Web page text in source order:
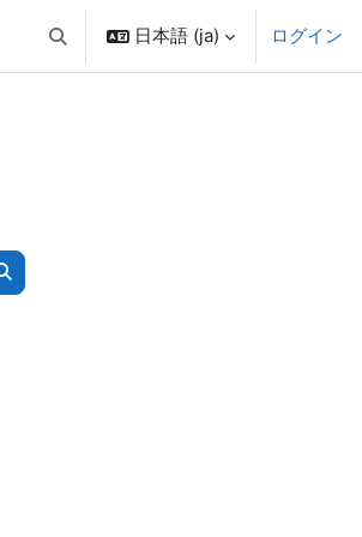
検索入力に切り替える
日本語 ‎(ja)‎ ログイン
コースを検索する